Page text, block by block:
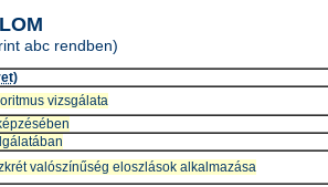
abc rendben)
vizsgálata
valószínűség eloszlások alkalmazása